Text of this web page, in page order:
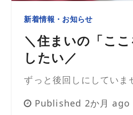
新着情報・お知らせ
＼住まいの「こ
したい／
ずっと後回しにしていま
Published 2か月 ago